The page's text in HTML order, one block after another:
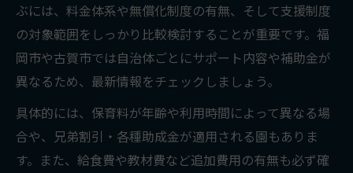
ぶには、料金体系や無償化制度の有無、そして支援制度
の対象範囲をしっかり比較検討することが重要です。福
岡市や古賀市では自治体ごとにサポート内容や補助金が
異なるため、最新情報をチェックしましょう。
具体的には、保育料が年齢や利用時間によって異なる場
合や、兄弟割引・各種助成金が適用される園もありま
す。また、給食費や教材費など追加費用の有無も必ず確